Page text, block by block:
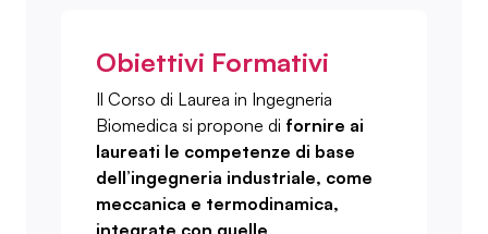
Obiettivi Formativi
Il Corso di Laurea in Ingegneria
Biomedica si propone di fornire ai
laureati le competenze di base
dell’ingegneria industriale, come
meccanica e termodinamica,
integrate con quelle